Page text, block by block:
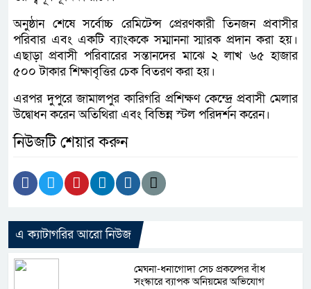
অনুষ্ঠান শেষে সর্বোচ্চ রেমিটেন্স প্রেরণকারী তিনজন প্রবাসীর
পরিবার এবং একটি ব্যাংককে সম্মাননা স্মারক প্রদান করা হয়।
এছাড়া প্রবাসী পরিবারের সন্তানদের মাঝে ২ লাখ ৬৫ হাজার
৫০০ টাকার শিক্ষাবৃত্তির চেক বিতরণ করা হয়।
এরপর দুপুরে জামালপুর কারিগরি প্রশিক্ষণ কেন্দ্রে প্রবাসী মেলার
উদ্বোধন করেন অতিথিরা এবং বিভিন্ন স্টল পরিদর্শন করেন।
নিউজটি শেয়ার করুন
এ ক্যাটাগরির আরো নিউজ
মেঘনা-ধনাগোদা সেচ প্রকল্পের বাঁধ
সংস্কারে ব্যাপক অনিয়মের অভিযোগ